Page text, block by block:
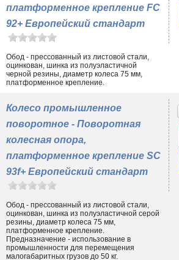
платформенное крепление FC
92+ Европейский стандарт
Обод - прессованный из листовой стали,
оцинкован, шинка из полуэластичной
черной резины, диаметр колеса 75 мм,
платформенное крепление.
Колесо промышленное
поворотное - Поворотная
колесная опора,
платформенное крепление SC
93f+ Европейский стандарт
Обод - прессованный из листовой стали,
оцинкован, шинка из полуэластичной серой
резины, диаметр колеса 75 мм,
платформенное крепление.
Предназначение - использование в
промышленности для перемещения
малогабаритных грузов до 50 кг.